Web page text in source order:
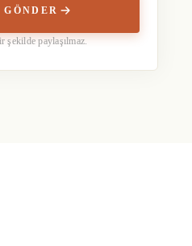
paylaşılmaz.